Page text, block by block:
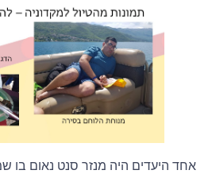
אחד היעדים היה מנזר סנט נאום בו